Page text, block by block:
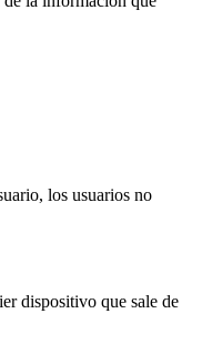
los usuarios no
dispositivo que sale de